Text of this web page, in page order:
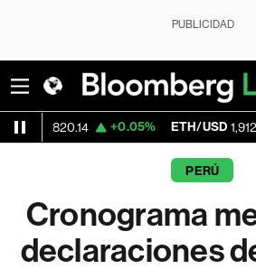
PUBLICIDAD
+0.05% ETH/USD 1,912.15 -0.19%
PERÚ
Cronograma
declaraciones